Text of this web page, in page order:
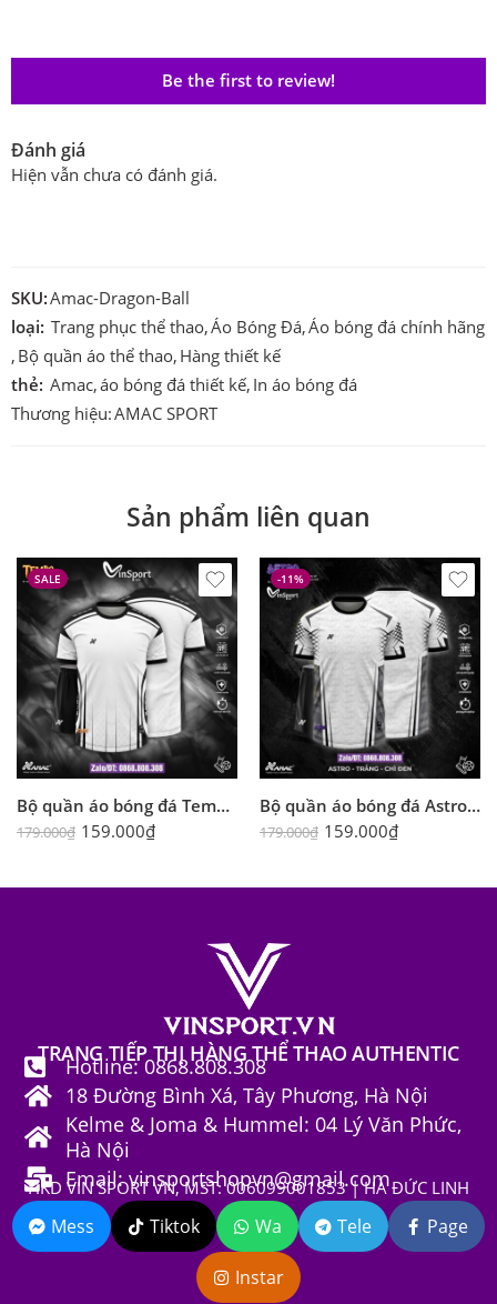
Be the first to review!
Đánh giá
Hiện vẫn chưa có đánh giá.
SKU:Amac-Dragon-Ball
loại: Trang phục thể thao,Áo Bóng Đá,Áo bóng đá chính hãng
, Bộ quần áo thể thao, Hàng thiết kế
thẻ: Amac,áo bóng đá thiết kế, In áo bóng đá
Thương hiệu:AMAC SPORT
Sản phẩm liên quan
SALE
Bộ quần áo bóng đá Tempo Amac chính hãng vải thái
179.000₫ 159.000₫
-11%
Bộ quần áo bóng đá Astro Amac chính hãng vải thái
179.000₫ 159.000₫
TRANG TIẾP THỊ HÀNG THỂ THAO AUTHENTIC
Hotline: 0868.808.308
18 Đường Bình Xá, Tây Phương, Hà Nội
Kelme & Joma & Hummel: 04 Lý Văn Phức,
Hà Nội
Email: vinsportshopvn@gmail.com
HKD VIN SPORT VN, MST: 006099001853 | HÀ ĐỨC LINH
Mess Tiktok Wa Tele Page
Instar